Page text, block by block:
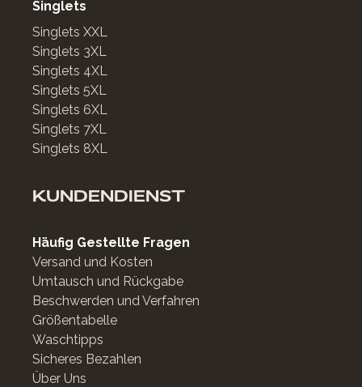
Singlets
Singlets XXL
Singlets 3XL
Singlets 4XL
Singlets 5XL
Singlets 6XL
Singlets 7XL
Singlets 8XL
KUNDENDIENST
Häufig Gestellte Fragen
Versand und Kosten
Umtausch und Rückgabe
Beschwerden und Verfahren
Größentabelle
Waschtipps
Sicheres Bezahlen
Über Uns